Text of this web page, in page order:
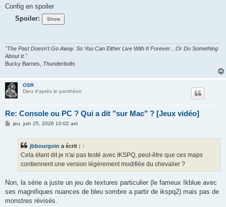
Config en spoiler
Spoiler:
"The Past Doesn’t Go Away. So You Can Either Live With It Forever…Or Do Something
About It."
Bucky Barnes, Thunderbolts
OSR
Dieu d'après le panthéon
Re: Console ou PC ? Qui a dit "sur Mac" ? [Jeux vidéo]
Mjeu. juin 25, 2026 10:02 am
jbbourgoin a écrit : ↑
Cela étant dit je n'ai pas testé avec IKSPQ, peut-être que ces maps
contiennent une version légèrement modifiée du chevalier ?
Non, la série a juste un jeu de textures particulier (le fameux Ikblue avec
ses magnifiques nuances de bleu sombre a partir de ikspq2) mais pas de
monstres révisés.